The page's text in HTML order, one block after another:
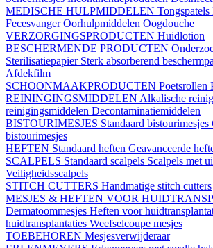
MEDISCHE HULPMIDDELEN Tongspatels
FecesvangerOorhulpmiddelen Oogdouche
VERZORGINGSPRODUCTEN Huidlotion
BESCHERMENDE PRODUCTEN
Sterilisatiepapier Sterk absorberend
Afdekfilm
SCHOONMAAKPRODUCTEN Poetsrollen
REININGINGSMIDDELEN Alkalische
reinigingsmiddelen Decontaminatiemiddelen
BISTOURIMESJES Standaard bistourimesjes
bistourimesjes
HEFTEN Standaard heften Geavanceerde
SCALPELS Standaard scalpels Scalpels met
Veiligheidsscalpels
STITCH CUTTERS Handmatige stitch cutters
MESJES & HEFTEN VOOR
Dermatoommesjes Heften voor
huidtransplantaties Weefselcoupe mesjes
TOEBEHOREN Mesjesverwijderaar